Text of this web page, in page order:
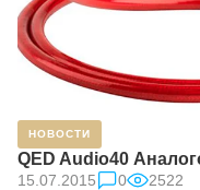
НОВОСТИ
QED Audio40
15.07.2015 0 2522